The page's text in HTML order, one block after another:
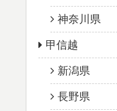
神奈川県
甲信越
新潟県
長野県